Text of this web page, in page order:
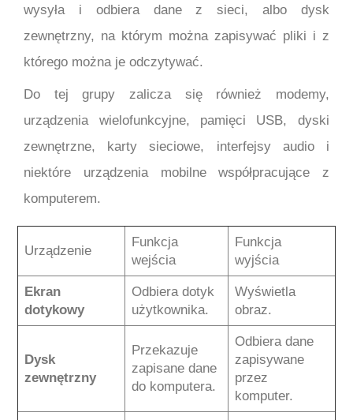
wysyła i odbiera dane z sieci, albo dysk
zewnętrzny, na którym można zapisywać pliki i z
którego można je odczytywać.
Do tej grupy zalicza się również modemy,
urządzenia wielofunkcyjne, pamięci USB, dyski
zewnętrzne, karty sieciowe, interfejsy audio i
niektóre urządzenia mobilne współpracujące z
komputerem.
Urządzenie
Funkcja
wejścia
Funkcja
wyjścia
Ekran
dotykowy
Odbiera dotyk
użytkownika.
Wyświetla
obraz.
Dysk
zewnętrzny
Przekazuje
zapisane dane
do komputera.
Odbiera dane
zapisywane
przez
komputer.